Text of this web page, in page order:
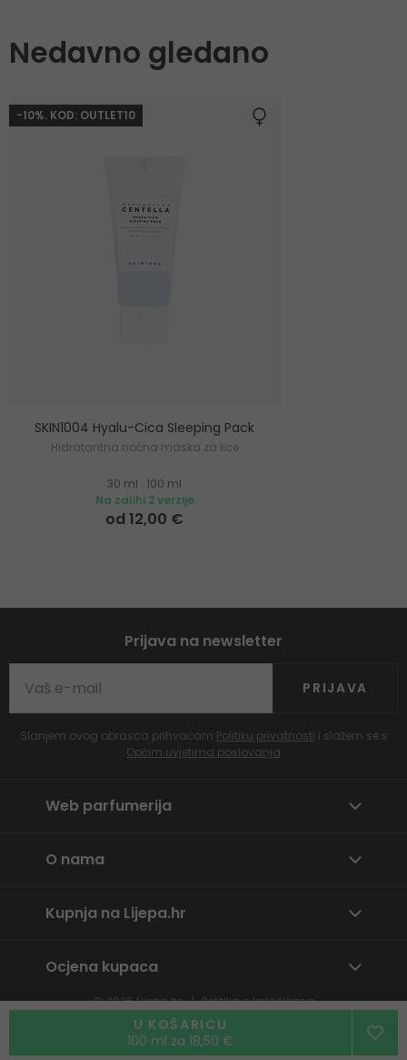
U KOŠARICU
100 ml za 18,50 €
Nedavno gledano
-10%. KOD: OUTLET10
SKIN1004 Hyalu-Cica Sleeping Pack
Hidratantna noćna maska za lice
30 ml
100 ml
Na zalihi 2 verzije
od 12,00 €
Prijava na newsletter
PRIJAVA
Slanjem ovog obrasca prihvaćam Politiku privatnosti i slažem se s
Općim uvjetima poslovanja
Web parfumerija
O nama
Kupnja na Lijepa.hr
Ocjena kupaca
© 2026Lijepa.hr
Politika o kolačićima
Prijavite neprikladan sadržaj
Bywpj.cz